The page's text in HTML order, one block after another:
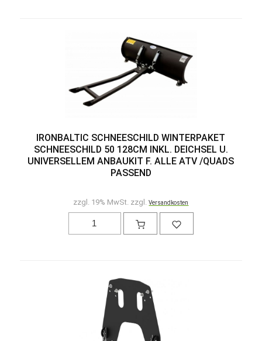
IRONBALTIC SCHNEESCHILD WINTERPAKET
SCHNEESCHILD 50 128CM INKL. DEICHSEL U.
UNIVERSELLEM ANBAUKIT F. ALLE ATV /QUADS
PASSEND
zzgl. 19% MwSt. zzgl.Versandkosten